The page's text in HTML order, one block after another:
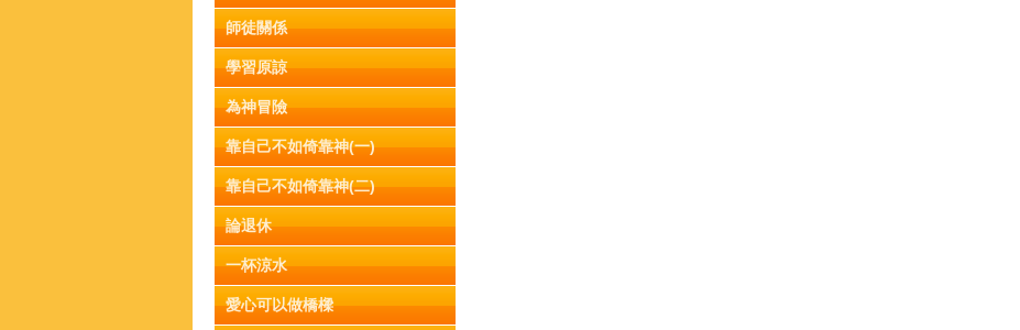
師徒關係
學習原諒
為神冒險
靠自己不如倚靠神(一)
靠自己不如倚靠神(二)
論退休
一杯涼水
愛心可以做橋樑